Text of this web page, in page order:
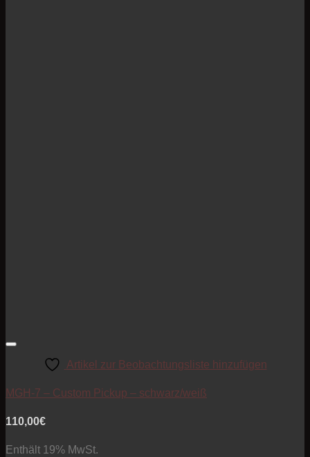
Artikel zur Beobachtungsliste hinzufügen
MGH-7 – Custom Pickup – schwarz/weiß
110,00€
Enthält 19% MwSt.